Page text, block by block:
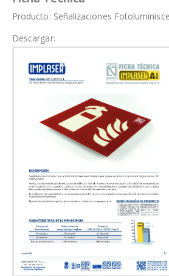
Producto: Señalizaciones
Descargar: